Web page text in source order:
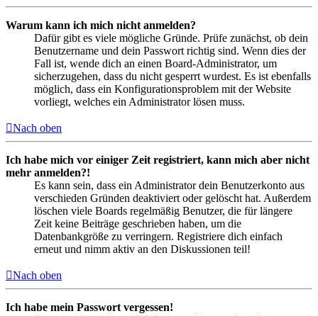
Warum kann ich mich nicht anmelden?
Dafür gibt es viele mögliche Gründe. Prüfe zunächst, ob dein
Benutzername und dein Passwort richtig sind. Wenn dies der
Fall ist, wende dich an einen Board-Administrator, um
sicherzugehen, dass du nicht gesperrt wurdest. Es ist ebenfalls
möglich, dass ein Konfigurationsproblem mit der Website
vorliegt, welches ein Administrator lösen muss.
Nach oben
Ich habe mich vor einiger Zeit registriert, kann mich aber nicht
mehr anmelden?!
Es kann sein, dass ein Administrator dein Benutzerkonto aus
verschieden Gründen deaktiviert oder gelöscht hat. Außerdem
löschen viele Boards regelmäßig Benutzer, die für längere
Zeit keine Beiträge geschrieben haben, um die
Datenbankgröße zu verringern. Registriere dich einfach
erneut und nimm aktiv an den Diskussionen teil!
Nach oben
Ich habe mein Passwort vergessen!